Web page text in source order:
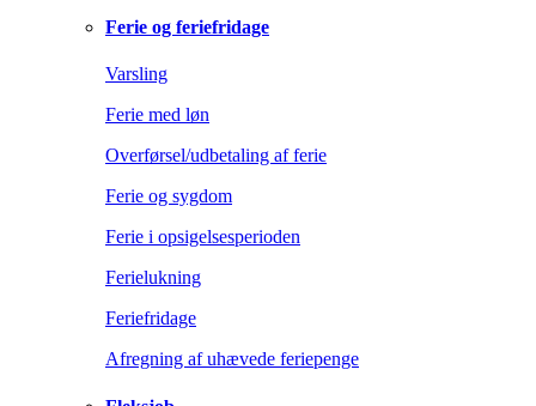
Ferie og feriefridage
Varsling
Ferie med løn
Overførsel/udbetaling af ferie
Ferie og sygdom
Ferie i opsigelsesperioden
Ferielukning
Feriefridage
Afregning af uhævede feriepenge